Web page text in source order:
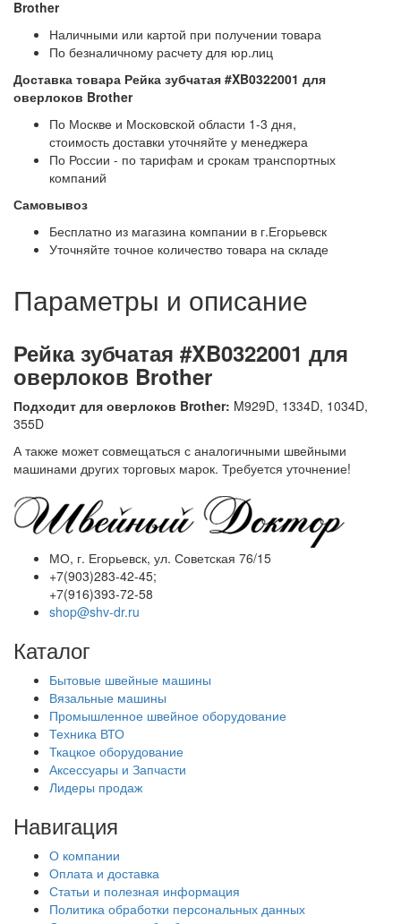
Brother
Наличными или картой при получении товара
По безналичному расчету для юр.лиц
Доставка товара Рейка зубчатая #XB0322001 для
оверлоков Brother
По Москве и Московской области 1-3 дня,
стоимость доставки уточняйте у менеджера
По России - по тарифам и срокам транспортных
компаний
Самовывоз
Бесплатно из магазина компании в г.Егорьевск
Уточняйте точное количество товара на складе
Параметры и описание
Рейка зубчатая #XB0322001 для
оверлоков Brother
Подходит для оверлоков Brother: M929D, 1334D, 1034D,
355D
А также может совмещаться с аналогичными швейными
машинами других торговых марок. Требуется уточнение!
МО, г. Егорьевск, ул. Советская 76/15
+7(903)283-42-45;
+7(916)393-72-58
shop@shv-dr.ru
Каталог
Бытовые швейные машины
Вязальные машины
Промышленное швейное оборудование
Техника ВТО
Ткацкое оборудование
Аксессуары и Запчасти
Лидеры продаж
Навигация
О компании
Оплата и доставка
Статьи и полезная информация
Политика обработки персональных данных